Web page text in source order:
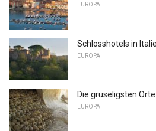
EUROPA
Schlosshotels in
EUROPA
Die gruseligsten
EUROPA